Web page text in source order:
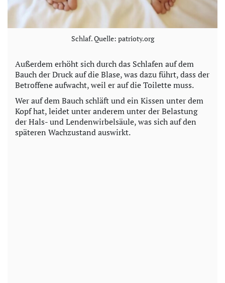
Schlaf. Quelle: patrioty.org
Außerdem erhöht sich durch das Schlafen auf dem
Bauch der Druck auf die Blase, was dazu führt, dass der
Betroffene aufwacht, weil er auf die Toilette muss.
Wer auf dem Bauch schläft und ein Kissen unter dem
Kopf hat, leidet unter anderem unter der Belastung
der Hals- und Lendenwirbelsäule, was sich auf den
späteren Wachzustand auswirkt.